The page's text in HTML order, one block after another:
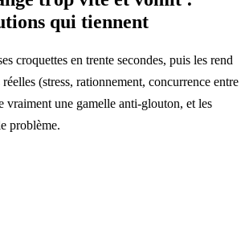
qui tiennent
croquettes en trente secondes, puis les rend
(stress, rationnement, concurrence entre
vraiment une gamelle anti-glouton, et les
problème.